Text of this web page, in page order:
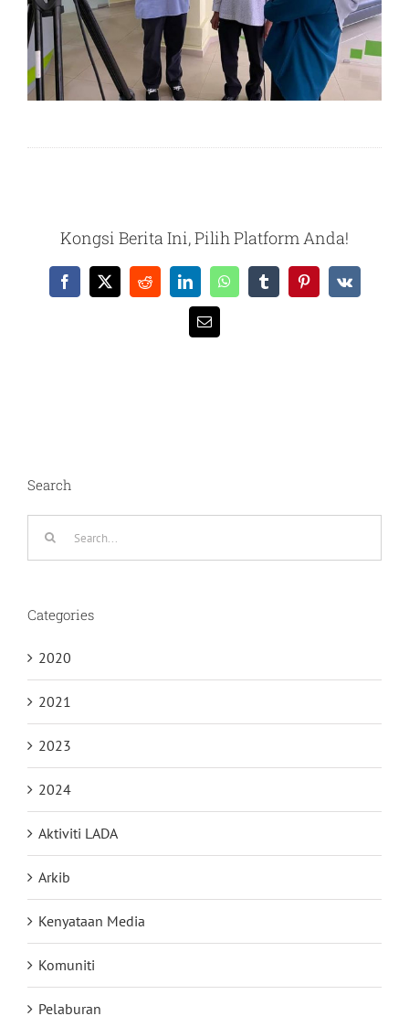
Kongsi Berita Ini, Pilih Platform Anda!
Facebook
X RedditLinkedInWhatsAppTumblrPinterest
Vk
Email
Search
Categories
2020
2021
2023
2024
Aktiviti LADA
Arkib
Kenyataan Media
Komuniti
Pelaburan